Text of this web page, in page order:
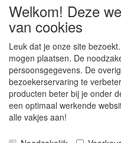
©
Site Name,
Copyrighted property may
another website, or
our explicit
For more
©2005-
Welkom! Deze
van cookies
Leuk dat je onze site
mogen plaatsen. De
persoonsgegevens. De
bezoekerservaring te
producten beter bij je onder
een optimaal werkende
alle vakjes aan!